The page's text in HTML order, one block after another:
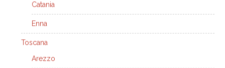
Catania
Enna
Toscana
Arezzo